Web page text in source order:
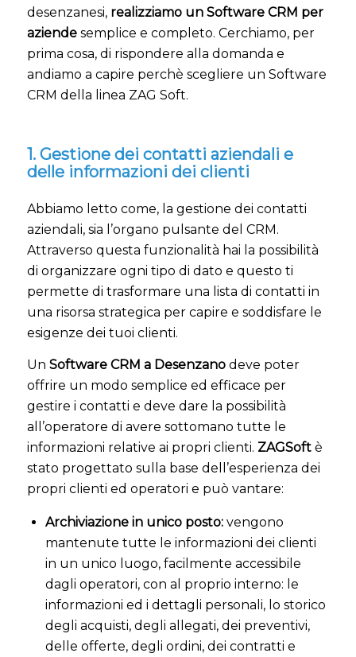
desenzanesi, realizziamo un Software CRM per
aziendesemplice e completo. Cerchiamo, per
prima cosa, di rispondere alla domanda e
andiamo a capire perchè scegliere un Software
CRM della linea ZAG Soft.
1. Gestione dei contatti aziendali e
delle informazioni dei clienti
Abbiamo letto come, la gestione dei contatti
aziendali, sia l’organo pulsante del CRM.
Attraverso questa funzionalità hai la possibilità
di organizzare ogni tipo di dato e questo ti
permette di trasformare una lista di contatti in
una risorsa strategica per capire e soddisfare le
esigenze dei tuoi clienti.
Un Software CRM a Desenzanodeve poter
offrire un modo semplice ed efficace per
gestire i contatti e deve dare la possibilità
all’operatore di avere sottomano tutte le
informazioni relative ai propri clienti. ZAGSoftè
stato progettato sulla base dell’esperienza dei
propri clienti ed operatori e può vantare:
Archiviazione in unico posto:vengono
mantenute tutte le informazioni dei clienti
in un unico luogo, facilmente accessibile
dagli operatori, con al proprio interno: le
informazioni ed i dettagli personali, lo storico
degli acquisti, degli allegati, dei preventivi,
delle offerte, degli ordini, dei contratti e